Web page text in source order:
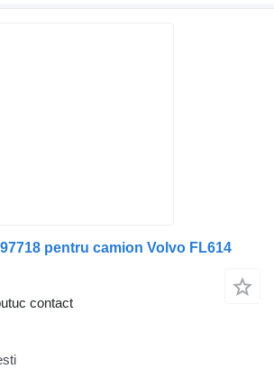
pentru camion Volvo FL614
contact